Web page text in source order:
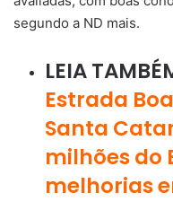
segundo a ND mais.
LEIA
Estrada
Santa
milhões do
melhorias